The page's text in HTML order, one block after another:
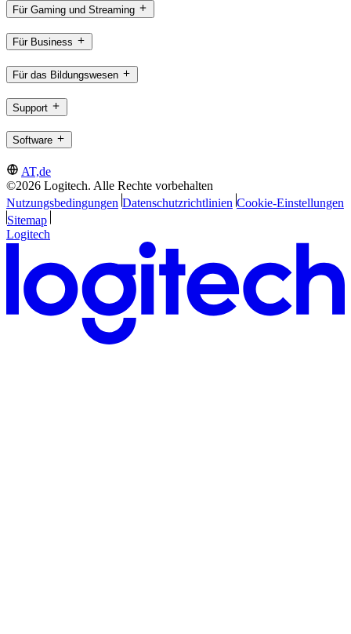
Für Gaming und Streaming
Für Business
Für das Bildungswesen
Support
Software
AT,de
©2026 Logitech. Alle Rechte vorbehalten
Nutzungsbedingungen Datenschutzrichtlinien Cookie-Einstellungen
Sitemap
Logitech